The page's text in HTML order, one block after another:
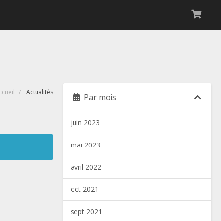
Actualités Par mois
juin 2023
mai 2023
avril 2022
oct 2021
sept 2021